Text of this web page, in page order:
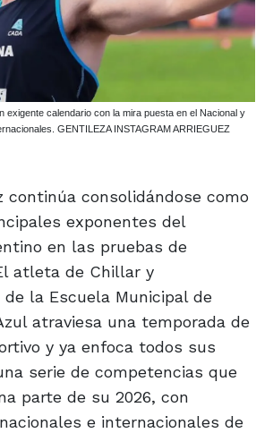
exigente calendario con la mira puesta en el Nacional y
GENTILEZA INSTAGRAM ARRIEGUEZ
continúa consolidándose como
exponentes del
en las pruebas de
atleta de Chillar y
la Escuela Municipal de
atraviesa una temporada de
y ya enfoca todos sus
serie de competencias que
parte de su 2026, con
e internacionales de